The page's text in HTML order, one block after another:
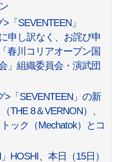
「SEVENTEEN」
申し訳なく、お詫び申
春川コリアオープン国
」組織委員会・演武団
>「SEVENTEEN」の新
THE 8＆VERNON）、
ック（Mechatok）とコ
」HOSHI、本日（15日）